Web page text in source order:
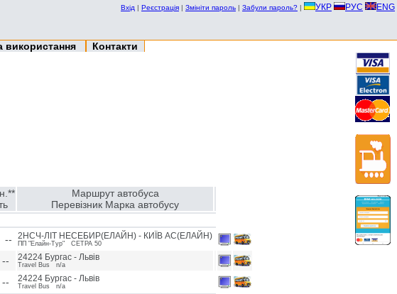
Вхід | Реєстрація | Змініти пароль | Забули пароль? | УКР РУС ENG
використання
Контакти
Маршрут автобуса
Перевізник Марка автобусу
-- 2НСЧ-ЛІТ НЕСЕБИР(ЕЛАЙН) - КИЇВ АС(ЕЛАЙН)
ПП "Елайн-Тур" СЕТРА 50
24224 Бургас - Львів
Travel Bus n/a
24224 Бургас - Львів
Travel Bus n/a